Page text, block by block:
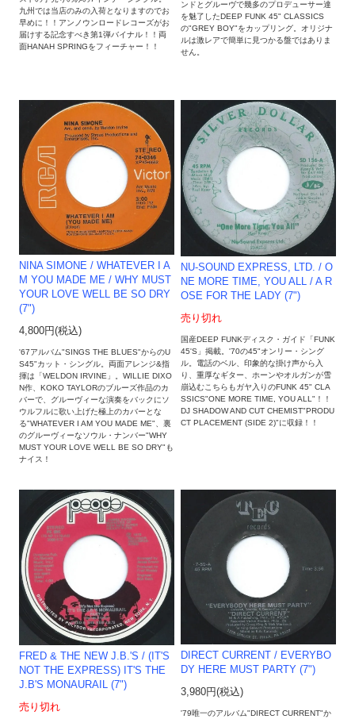
九州では当店のみの入荷となりますのでお
早めに！！アンノウンロードレコーズがお
届けする記念すべき第1弾バイナル！！両
面HANAH SPRINGをフィーチャー！！
ンドとグルーヴで幾多のプロデューサー達
を魅了したDEEP FUNK 45" CLASSICS
の"GREY BOY"をカップリング。オリジナ
ルは激レアで簡単に見つかる盤ではありま
せん。
NINA SIMONE / WHATEVER I A
M YOU MADE ME / WHY MUST
YOUR LOVE WELL BE SO DRY
(7")
4,800円(税込)
'67アルバム"SINGS THE BLUES"からのU
S45"カット・シングル。両面アレンジ&指
揮は「WELDON IRVINE」。WILLIE DIXO
N作、KOKO TAYLORのブルーズ作品のカ
バーで、グルーヴィーな演奏をバックにソ
ウルフルに歌い上げた極上のカバーとな
る"WHATEVER I AM YOU MADE ME"、裏
のグルーヴィーなソウル・ナンバー"WHY
MUST YOUR LOVE WELL BE SO DRY"も
ナイス！
NU-SOUND EXPRESS, LTD. / O
NE MORE TIME, YOU ALL / A R
OSE FOR THE LADY (7")
売り切れ
国産DEEP FUNKディスク・ガイド「FUNK
45'S」掲載。'70の45"オンリー・シング
ル。電話のベル、印象的な掛け声から入
り、重厚なギター、ホーンやオルガンが雪
崩込むこちらもガヤ入りのFUNK 45" CLA
SSICS"ONE MORE TIME, YOU ALL"！！
DJ SHADOW AND CUT CHEMIST"PRODU
CT PLACEMENT (SIDE 2)"に収録！！
FRED & THE NEW J.B.'S / (IT'S
NOT THE EXPRESS) IT'S THE
J.B'S MONAURAIL (7")
売り切れ
DIRECT CURRENT / EVERYBO
DY HERE MUST PARTY (7")
3,980円(税込)
'79唯一のアルバム"DIRECT CURRENT"か